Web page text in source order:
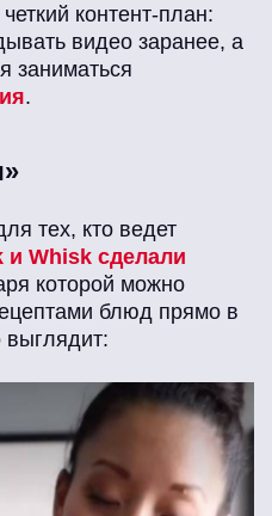
контент-план:
видео заранее, а
заниматься
.
тех, кто ведет
и Whisk сделали
которой можно
блюд прямо в
выглядит: